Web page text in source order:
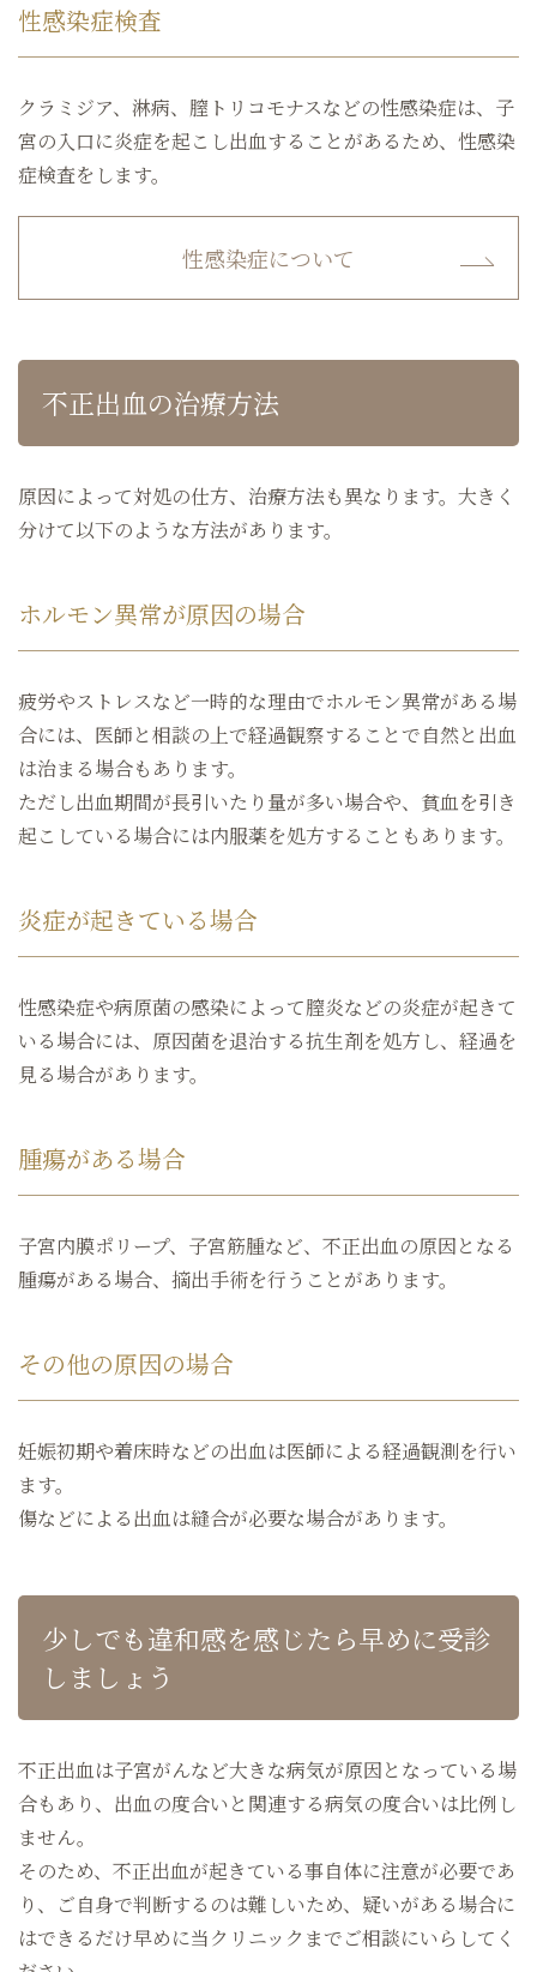
性感染症検査
クラミジア、淋病、膣トリコモナスなどの性感染症は、子
宮の入口に炎症を起こし出血することがあるため、性感染
症検査をします。
性感染症について
不正出血の治療方法
原因によって対処の仕方、治療方法も異なります。大きく
分けて以下のような方法があります。
ホルモン異常が原因の場合
疲労やストレスなど一時的な理由でホルモン異常がある場
合には、医師と相談の上で経過観察することで自然と出血
は治まる場合もあります。
ただし出血期間が長引いたり量が多い場合や、貧血を引き
起こしている場合には内服薬を処方することもあります。
炎症が起きている場合
性感染症や病原菌の感染によって膣炎などの炎症が起きて
いる場合には、原因菌を退治する抗生剤を処方し、経過を
見る場合があります。
腫瘍がある場合
子宮内膜ポリープ、子宮筋腫など、不正出血の原因となる
腫瘍がある場合、摘出手術を行うことがあります。
その他の原因の場合
妊娠初期や着床時などの出血は医師による経過観測を行い
ます。
傷などによる出血は縫合が必要な場合があります。
少しでも違和感を感じたら早めに受診
しましょう
不正出血は子宮がんなど大きな病気が原因となっている場
合もあり、出血の度合いと関連する病気の度合いは比例し
ません。
そのため、不正出血が起きている事自体に注意が必要であ
り、ご自身で判断するのは難しいため、疑いがある場合に
はできるだけ早めに当クリニックまでご相談にいらしてく